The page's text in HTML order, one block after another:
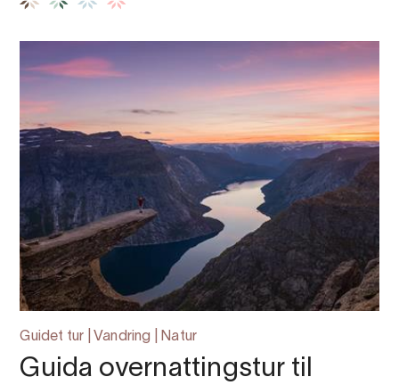
Guidet tur | Vandring | Natur
Guida overnattingstur til